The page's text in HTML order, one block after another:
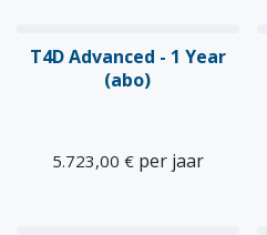
T4D Advanced - 1 Year
(abo)
5.723,00 € per jaar